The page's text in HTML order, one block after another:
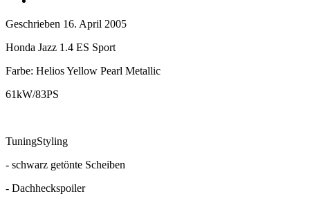
Geschrieben 16. April 2005
Honda Jazz 1.4 ES Sport
Farbe: Helios Yellow Pearl Metallic
61kW/83PS
TuningStyling
- schwarz getönte Scheiben
- Dachheckspoiler